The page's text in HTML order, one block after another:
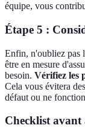
équipe, vous
Étape 5 :
Enfin, n'oubliez pas
être en mesure
besoin. Vérifiez les
Cela vous évitera
défaut ou ne
Checklist avant